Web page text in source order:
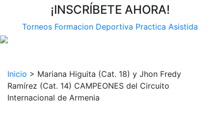
¡INSCRÍBETE AHORA!
Torneos Formacion Deportiva Practica Asistida
Inicio > Mariana Higuita (Cat. 18) y Jhon Fredy
Ramírez (Cat. 14) CAMPEONES del Circuito
Internacional de Armenia